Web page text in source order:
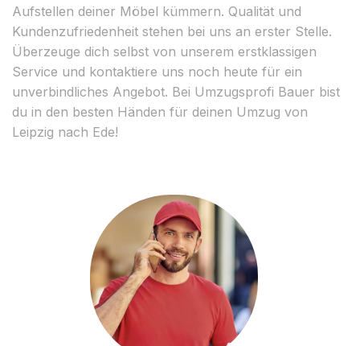
Aufstellen deiner Möbel kümmern. Qualität und
Kundenzufriedenheit stehen bei uns an erster Stelle.
Überzeuge dich selbst von unserem erstklassigen
Service und kontaktiere uns noch heute für ein
unverbindliches Angebot. Bei Umzugsprofi Bauer bist
du in den besten Händen für deinen Umzug von
Leipzig nach Ede!